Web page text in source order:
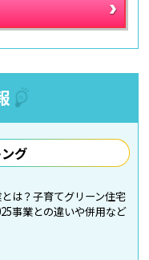
グ
は？子育てグリーン住宅
事業との違いや併用など